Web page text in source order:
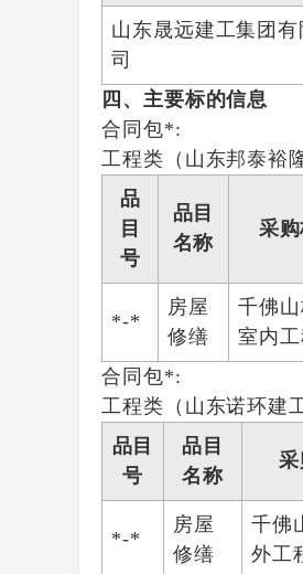
山东晟远建工集团有
司
四、主要标的信息
合同包*:
工程类（山东邦泰裕
品
目
号
品目
名称
采
*-*
房屋
修缮
千佛山
室内工
合同包*:
工程类（山东诺环建
品目
号
品目
名称
*-*
房屋
修缮
千佛
外工